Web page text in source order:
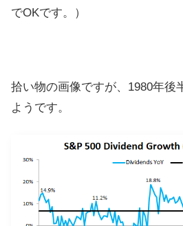
でOKです。）
拾い物の画像ですが、1980年後
ようです。